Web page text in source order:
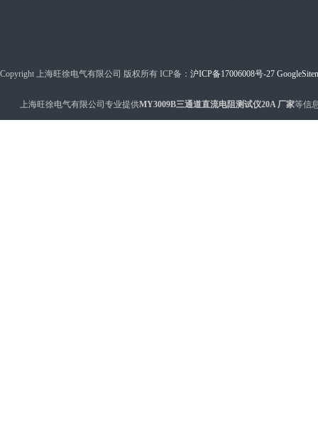
Copyright 上海旺徐电气有限公司 版权所有 ICP备： 沪ICP备17006008号-27
上海旺徐电气有限公司专业提供MY3009B三通道直流电阻测试仪20A 厂家等信